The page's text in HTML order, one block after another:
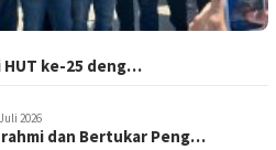
HUT ke-25 deng…
2026
dan Bertukar Peng…